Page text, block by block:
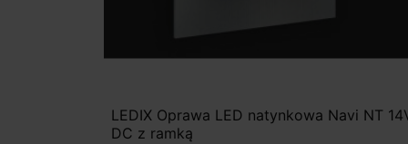
LEDIX Oprawa LED natynkowa Navi NT
DC z ramką